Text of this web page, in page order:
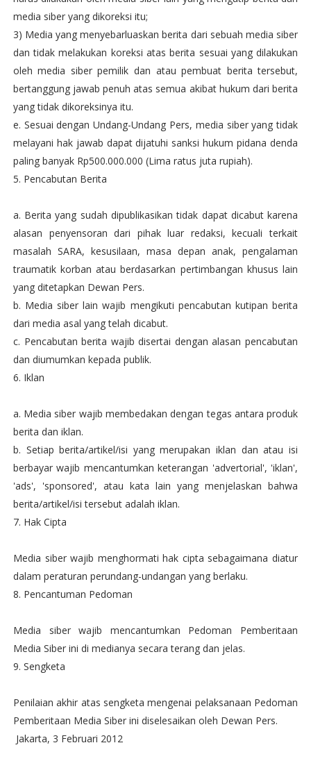
media siber yang dikoreksi itu;
3) Media yang menyebarluaskan berita dari sebuah media siber
dan tidak melakukan koreksi atas berita sesuai yang dilakukan
oleh media siber pemilik dan atau pembuat berita tersebut,
bertanggung jawab penuh atas semua akibat hukum dari berita
yang tidak dikoreksinya itu.
e. Sesuai dengan Undang-Undang Pers, media siber yang tidak
melayani hak jawab dapat dijatuhi sanksi hukum pidana denda
paling banyak Rp500.000.000 (Lima ratus juta rupiah).
5. Pencabutan Berita
a. Berita yang sudah dipublikasikan tidak dapat dicabut karena
alasan penyensoran dari pihak luar redaksi, kecuali terkait
masalah SARA, kesusilaan, masa depan anak, pengalaman
traumatik korban atau berdasarkan pertimbangan khusus lain
yang ditetapkan Dewan Pers.
b. Media siber lain wajib mengikuti pencabutan kutipan berita
dari media asal yang telah dicabut.
c. Pencabutan berita wajib disertai dengan alasan pencabutan
dan diumumkan kepada publik.
6. Iklan
a. Media siber wajib membedakan dengan tegas antara produk
berita dan iklan.
b. Setiap berita/artikel/isi yang merupakan iklan dan atau isi
berbayar wajib mencantumkan keterangan 'advertorial', 'iklan',
'ads', 'sponsored', atau kata lain yang menjelaskan bahwa
berita/artikel/isi tersebut adalah iklan.
7. Hak Cipta
Media siber wajib menghormati hak cipta sebagaimana diatur
dalam peraturan perundang-undangan yang berlaku.
8. Pencantuman Pedoman
Media siber wajib mencantumkan Pedoman Pemberitaan
Media Siber ini di medianya secara terang dan jelas.
9. Sengketa
Penilaian akhir atas sengketa mengenai pelaksanaan Pedoman
Pemberitaan Media Siber ini diselesaikan oleh Dewan Pers.
Jakarta, 3 Februari 2012